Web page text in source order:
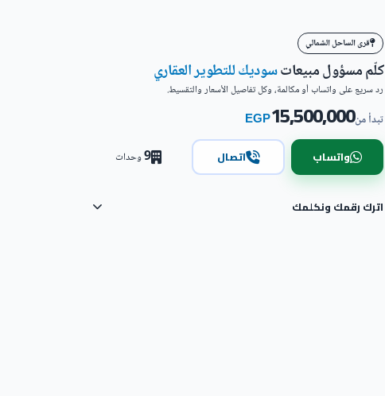
قرى الساحل الشمالي
كلّم مسؤول مبيعاتسوديك للتطوير العقاري
رد سريع على واتساب أو مكالمة، وكل تفاصيل الأسعار والتقسيط.
تبدأ من15,500,000
EGP
واتساب اتصال 9وحدات
اترك رقمك ونكلمك